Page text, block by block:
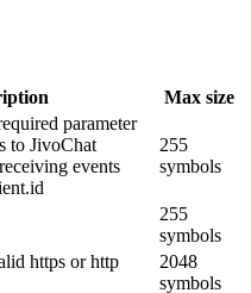
Max size
parameter
to JivoChat
events
255
symbols
255
symbols
https or http
2048
symbols